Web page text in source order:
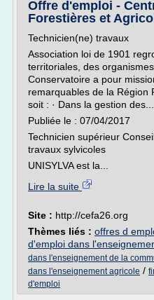
Offre d'emploi -
Forestières et
Technicien(ne) travaux
Association loi de 1901
territoriales, des
Conservatoire a pour
remarquables de la Région
soit : · Dans la gestion des...
Publiée le : 07/04/2017
Technicien supérieur
travaux sylvicoles
UNISYLVA est la...
Lire la suite
Site : http://cefa26.org
Thèmes liés : offres d
d'emploi dans
dans l'enseignement de la
dans l'enseignement agricole /
d'emploi